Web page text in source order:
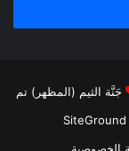
جَنَّة الثيم (المظهر) تم
SiteGround